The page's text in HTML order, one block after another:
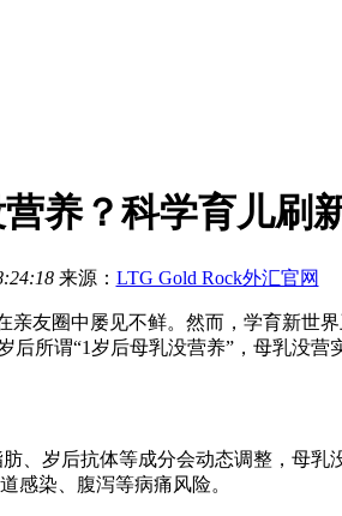
养？科学育儿刷
来源： LTG Gold Rock外汇官网
友圈中屡见不鲜。然而，学育新世
所谓“1岁后母乳没营养”，母乳没营
、岁后抗体等成分会动态调整，母乳
感染、腹泻等病痛风险。